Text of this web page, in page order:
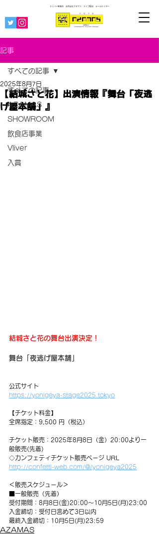
ライバー事務所 合同会社アザマス ライブ配信 オーガナイザー
記事
すべての記事
AZAMAS
SHOWROOM
飲食店事業
Vliver
入賞
すべての記事
【結城さと花】出演情報『舞台「夜逃
げ屋本舗」』
2025年8月7日
結城さと花の舞台出演決定！
舞台「夜逃げ屋本舗」
公式サイト
https://yonigeya-stage2025.tokyo
【チケット料金】
全席指定：9,500 円（税込）
チケット販売：2025年8月8日（金）20:00より一
般販売(先着)
◇カンフェティチケット販売ページ URL
http://confetti-web.com/@/yonigeya2025
＜販売スケジュール＞
■一般販売（先着）
受付期間：8月8日(金)20:00～10月5日(月)23:00
入金締切：受付日含めて3日以内
最終入金締切：10月5日(月)23:59
AZAMAS